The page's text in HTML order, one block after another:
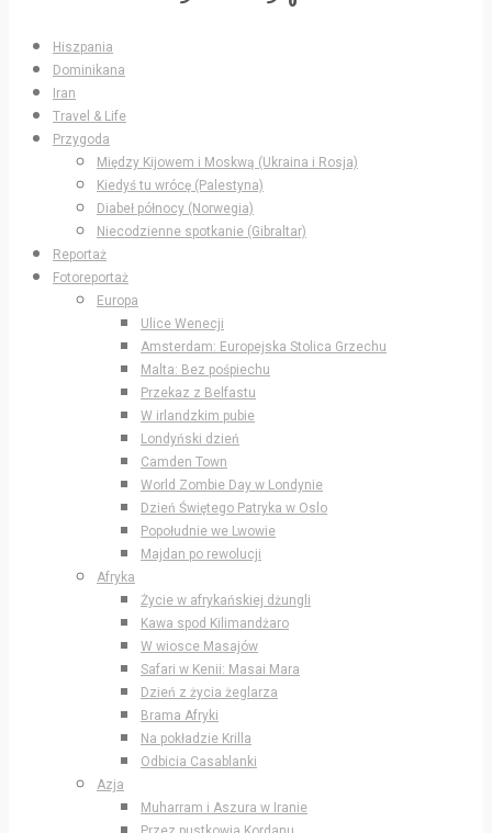
Hiszpania
Dominikana
Iran
Travel & Life
Przygoda
Między Kijowem i Moskwą (Ukraina i Rosja)
Kiedyś tu wrócę (Palestyna)
Diabeł północy (Norwegia)
Niecodzienne spotkanie (Gibraltar)
Reportaż
Fotoreportaż
Europa
Ulice Wenecji
Amsterdam: Europejska Stolica Grzechu
Malta: Bez pośpiechu
Przekaz z Belfastu
W irlandzkim pubie
Londyński dzień
Camden Town
World Zombie Day w Londynie
Dzień Świętego Patryka w Oslo
Popołudnie we Lwowie
Majdan po rewolucji
Afryka
Życie w afrykańskiej dżungli
Kawa spod Kilimandżaro
W wiosce Masajów
Safari w Kenii: Masai Mara
Dzień z życia żeglarza
Brama Afryki
Na pokładzie Krilla
Odbicia Casablanki
Azja
Muharram i Aszura w Iranie